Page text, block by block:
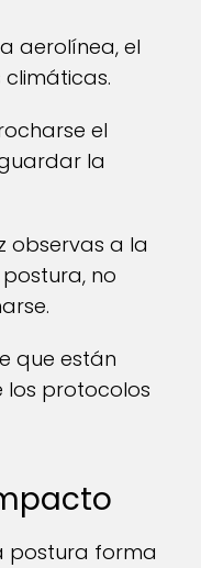
aerolínea, el
el
la
observas a la
no
que están
los protocolos
postura forma